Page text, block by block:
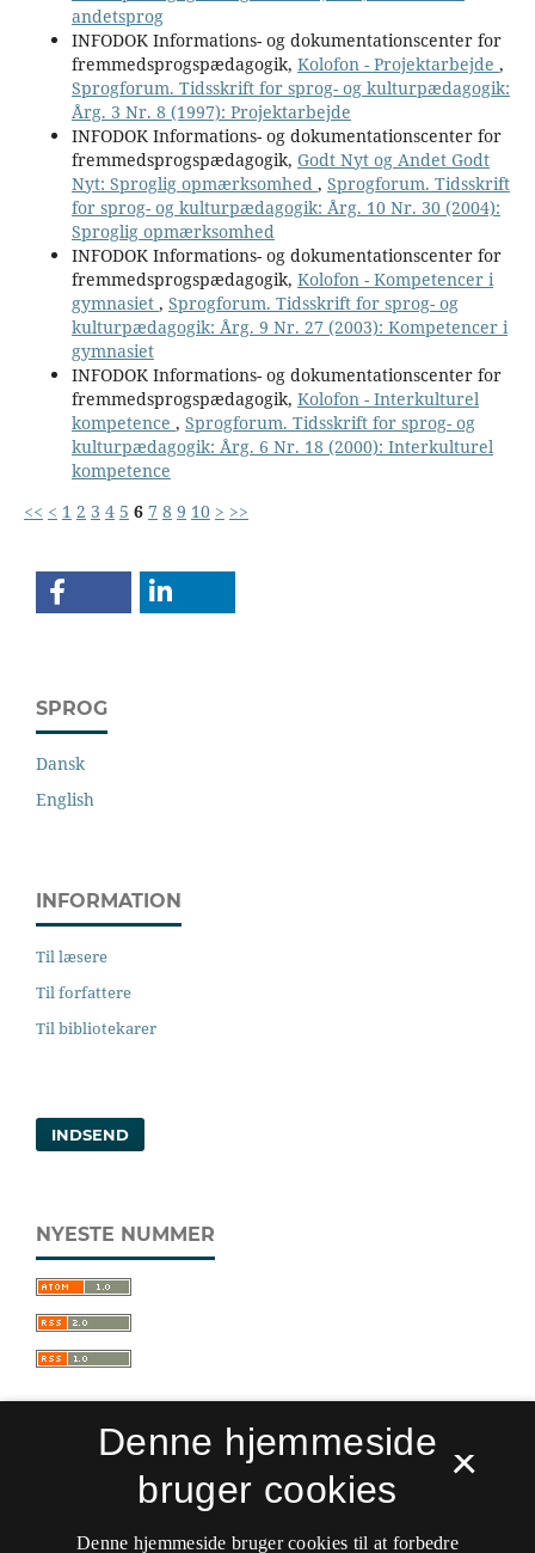
andetsprog
INFODOK Informations- og dokumentationscenter for
fremmedsprogspædagogik, Kolofon - Projektarbejde ,
Sprogforum. Tidsskrift for sprog- og kulturpædagogik:
Årg. 3 Nr. 8 (1997): Projektarbejde
INFODOK Informations- og dokumentationscenter for
fremmedsprogspædagogik, Godt Nyt og Andet Godt
Nyt: Sproglig opmærksomhed , Sprogforum. Tidsskrift
for sprog- og kulturpædagogik: Årg. 10 Nr. 30 (2004):
Sproglig opmærksomhed
INFODOK Informations- og dokumentationscenter for
fremmedsprogspædagogik, Kolofon - Kompetencer i
gymnasiet , Sprogforum. Tidsskrift for sprog- og
kulturpædagogik: Årg. 9 Nr. 27 (2003): Kompetencer i
gymnasiet
INFODOK Informations- og dokumentationscenter for
fremmedsprogspædagogik, Kolofon - Interkulturel
kompetence , Sprogforum. Tidsskrift for sprog- og
kulturpædagogik: Årg. 6 Nr. 18 (2000): Interkulturel
kompetence
<< < 1 2 3 4 5 6 7 8 9 10 > >>
SPROG
Dansk
English
INFORMATION
Til læsere
Til forfattere
Til bibliotekarer
INDSEND
NYESTE NUMMER
Sprogforum. Tidsskrift for sprog- og
kulturpædagogik
ISSN 0909-9328 (Trykt)
×
Denne hjemmeside
bruger cookies
Denne hjemmeside bruger cookies til at forbedre